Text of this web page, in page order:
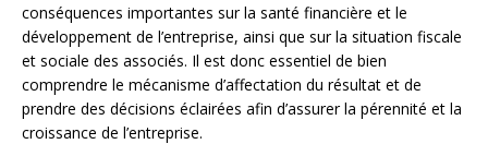
conséquences importantes sur la santé financière et le
développement de l’entreprise, ainsi que sur la situation fiscale
et sociale des associés. Il est donc essentiel de bien
comprendre le mécanisme d’affectation du résultat et de
prendre des décisions éclairées afin d’assurer la pérennité et la
croissance de l’entreprise.